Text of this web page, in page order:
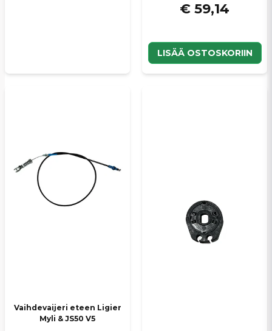
€ 59,14
LISÄÄ OSTOSKORIIN
Vaihdevaijeri eteen Ligier
Myli & JS50 V5